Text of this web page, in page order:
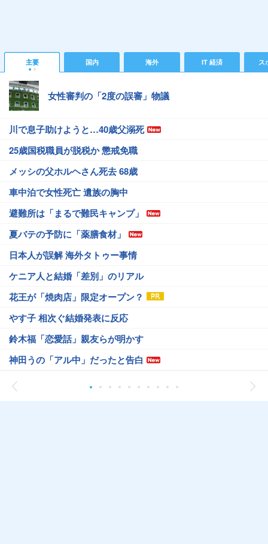
主要 国内 海外 IT 経済 ス
女性審判の「2度の誤審」物議
川で息子助けようと…40歳父溺死
25歳国税職員が脱税か 懲戒免職
メッシの父ホルヘさん死去 68歳
車中泊で女性死亡 遺族の胸中
避難所は「まるで難民キャンプ」
夏バテの予防に「薬膳食材」
日本人が誤解 海外タトゥー事情
ケニア人と結婚「差別」のリアル
花王が「焼肉店」限定オープン？
やす子 相次ぐ結婚発表に反応
鈴木福「恋愛話」親友らが明かす
神田うの「アル中」だったと告白